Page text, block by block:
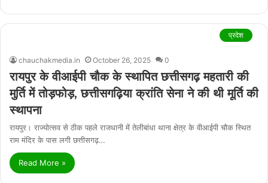
प्रदेश
chauchakmedia.in October 26, 2025 0
रायपुर के वीआईपी चौक के स्थापित छत्तीसगढ़ महतारी की
मुर्ति में तोड़फोड़, छत्तीसगढ़िया क्रांति सेना ने की थी मूर्ति की
स्थापना
रायपुर। राज्योत्सव से ठीक पहले राजधानी में तेलीबांधा थाना क्षेत्र के वीआईपी चौक स्थित
राम मंदिर के पास लगी छत्तीसगढ़…
Read More »